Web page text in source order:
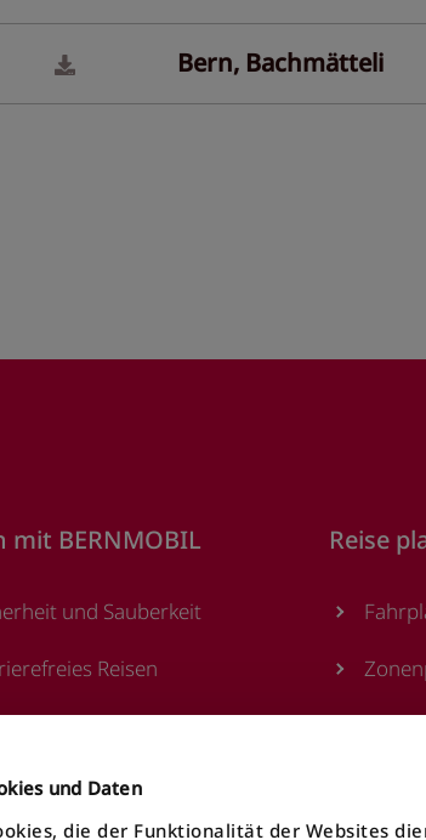
und Daten
die der Funktionalität der Websites
Bern, Bachmätteli
mit BERNMOBIL
und Sauberkeit
Reisen
Reise